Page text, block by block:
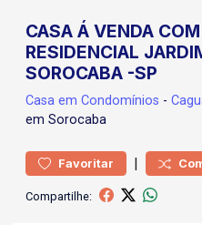
CASA Á VENDA
RESIDENCIAL
SOROCABA -SP
Casa em Condomínios -
em Sorocaba
Favoritar |
Compartilhe: